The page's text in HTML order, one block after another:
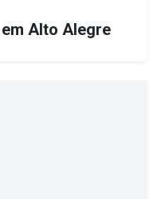
Alto Alegre